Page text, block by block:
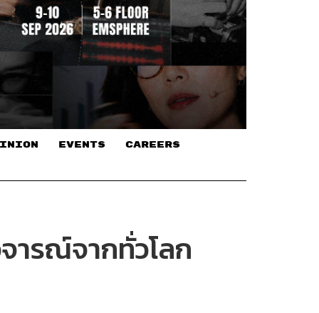
EVENTS CAREERS
ารณ์จากทั่วโลก